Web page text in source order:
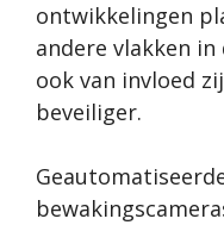
ontwikkelingen
andere vlakken
ook van invloed
beveiliger.